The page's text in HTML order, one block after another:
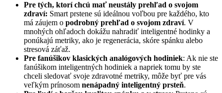
Pre tých, ktorí chcú mať neustály prehľad o svojom
zdraví: Smart prstene sú ideálnou voľbou pre každého, kto
má záujem o podrobný prehľad o svojom zdraví. V
mnohých ohľadoch dokážu nahradiť inteligentné hodinky a
ponúkajú metriky, ako je regenerácia, skóre spánku alebo
stresová záťaž.
Pre fanúšikov klasických analógových hodiniek: Ak nie ste
fanúšikom inteligentných hodiniek a napriek tomu by ste
chceli sledovať svoje zdravotné metriky, môže byť pre vás
veľkým prínosom nenápadný inteligentný prsteň.